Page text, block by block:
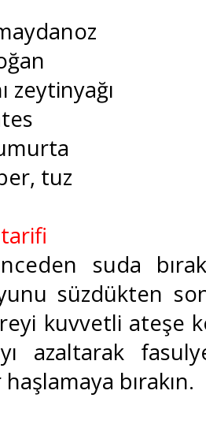
zeytinyağı
tuz
suda
süzdükten
kuvvetli ateşe
azaltarak
bırakın.